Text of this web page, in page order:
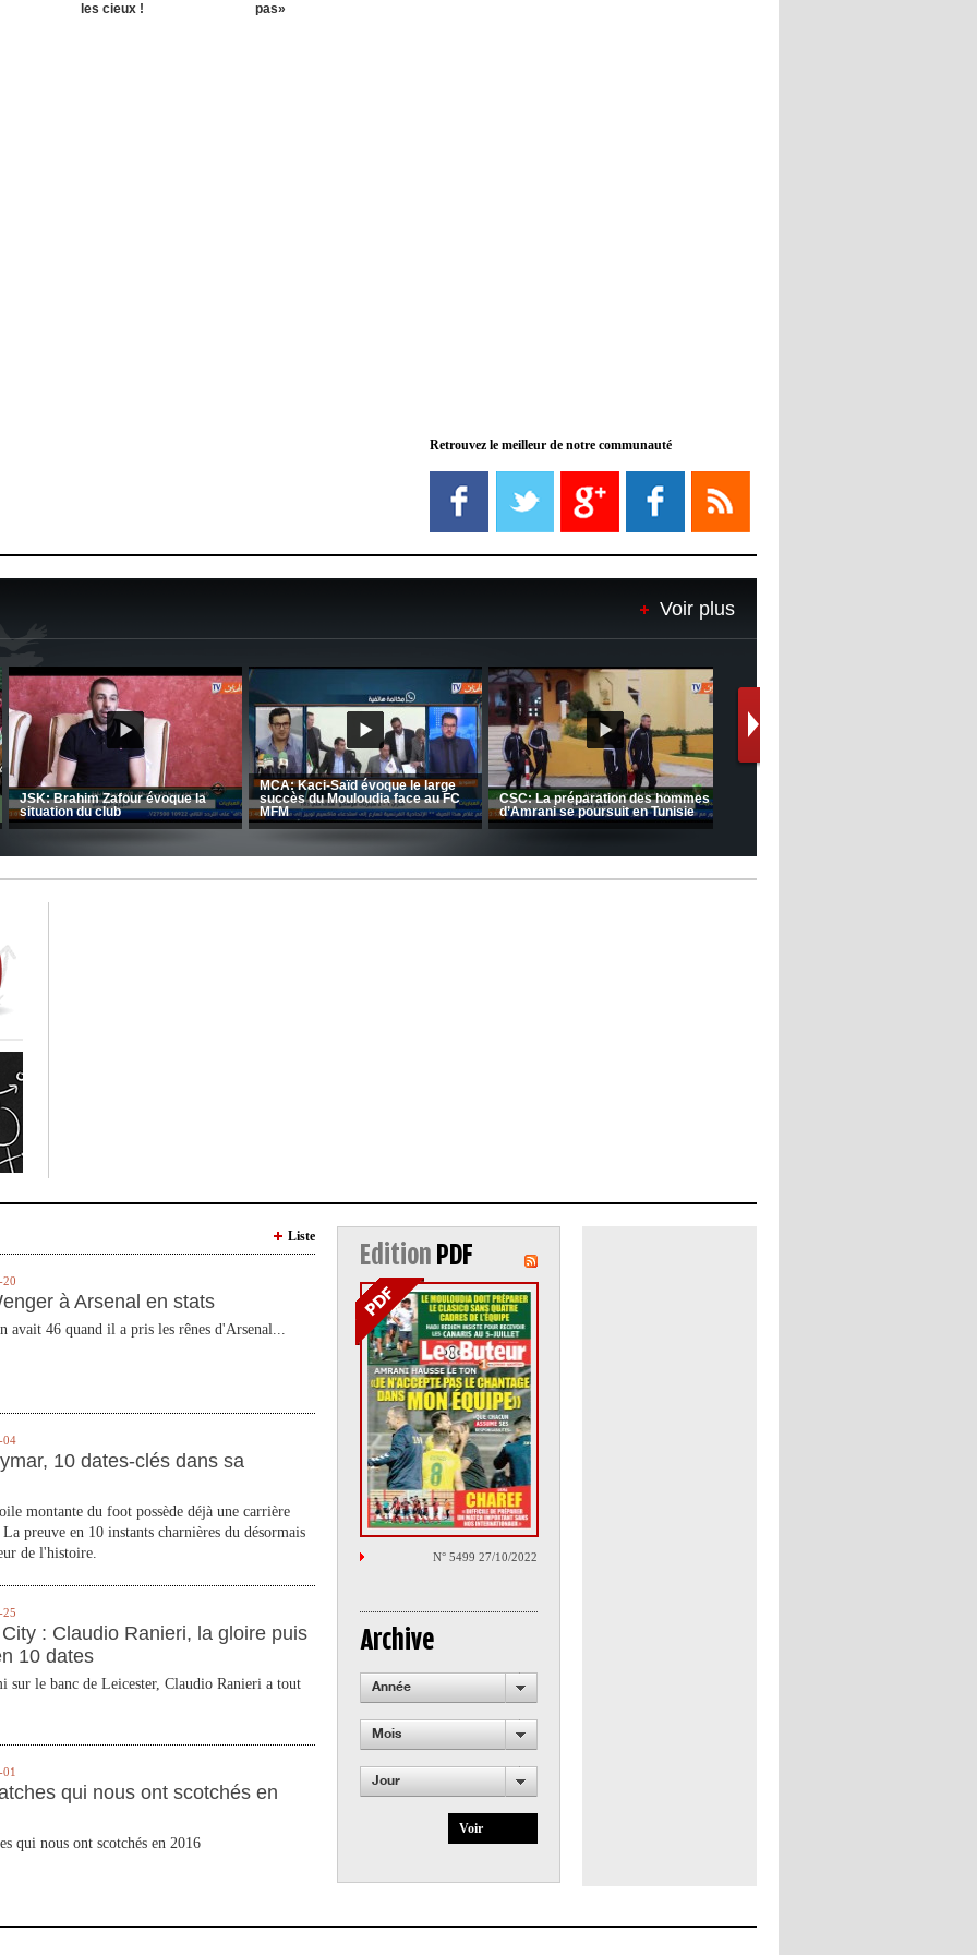
les cieux !
pas»
08:21 - 2022/11/08
Liverpool mis en vente par son
propriétaire
Le Barça savoure sa première
place et chambre le Real Madrid
de matchs"
12:39 - 2022/11/06
Real : Les dirigeants veulent le
départ d'Hazard cet hiver
Retrouvez le meilleur de notre communauté
Voir plus
Le message de Delort, Benrahma
et Belkebla à l'occasion du "Big
Day de vaccination"
Entretien avec Moulay Haddou
CRB: Entretien avec Toufik
Korichi
Liste
20
à Arsenal en stats
avait 46 quand il a pris les rênes d'Arsenal...
04
10 dates-clés dans sa
montante du foot possède déjà une carrière
preuve en 10 instants charnières du désormais
de l'histoire.
25
: Claudio Ranieri, la gloire puis
10 dates
sur le banc de Leicester, Claudio Ranieri a tout
qui nous ont scotchés en
qui nous ont scotchés en 2016
Edition PDF
N° 5499 27/10/2022
Archive
Année
Mois
Jour
Voir